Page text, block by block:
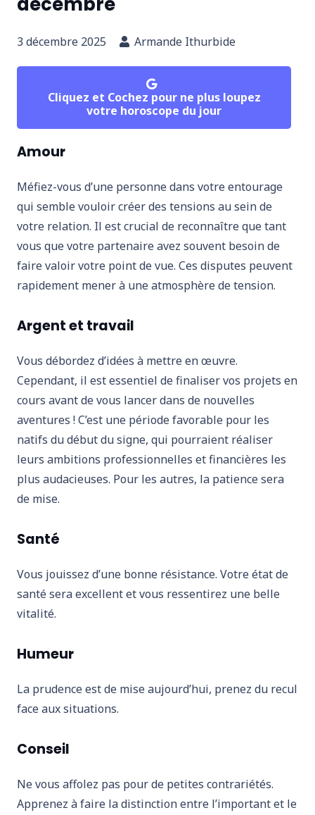
3 décembre 2025 Armande Ithurbide
Cliquez et Cochez pour ne plus loupez
votre horoscope du jour
Amour
Méfiez-vous d’une personne dans votre entourage
qui semble vouloir créer des tensions au sein de
votre relation. Il est crucial de reconnaître que tant
vous que votre partenaire avez souvent besoin de
faire valoir votre point de vue. Ces disputes peuvent
rapidement mener à une atmosphère de tension.
Argent et travail
Vous débordez d’idées à mettre en œuvre.
Cependant, il est essentiel de finaliser vos projets en
cours avant de vous lancer dans de nouvelles
aventures ! C’est une période favorable pour les
natifs du début du signe, qui pourraient réaliser
leurs ambitions professionnelles et financières les
plus audacieuses. Pour les autres, la patience sera
de mise.
Santé
Vous jouissez d’une bonne résistance. Votre état de
santé sera excellent et vous ressentirez une belle
vitalité.
Humeur
La prudence est de mise aujourd’hui, prenez du recul
face aux situations.
Conseil
Ne vous affolez pas pour de petites contrariétés.
Apprenez à faire la distinction entre l’important et le